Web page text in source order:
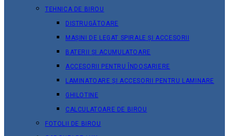
TEHNICA DE BIROU
DISTRUGĂTOARE
MAȘINI DE LEGAT SPIRALE ȘI ACCESORII
BATERII ȘI ACUMULATOARE
ACCESORII PENTRU ÎNDOSARIERE
LAMINATOARE ȘI ACCESORII PENTRU LAMINARE
GHILOTINE
CALCULATOARE DE BIROU
FOTOLII DE BIROU